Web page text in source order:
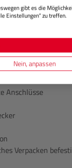
der neuesten
Leistung zu erzielen.
Gbit/s
Anschlüsse
Verpacken
gibt es die
Einstellungen“ zu treffen.
Nein, anpassen